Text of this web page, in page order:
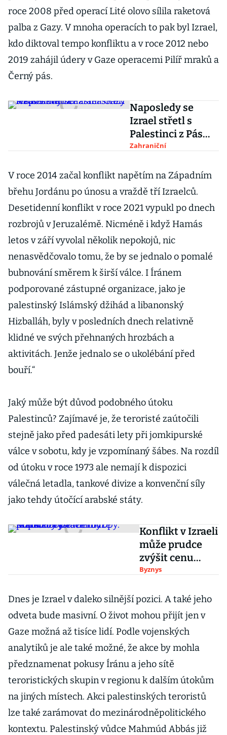
roce 2008 před operací Lité olovo sílila raketová
palba z Gazy. V mnoha operacích to pak byl Izrael,
kdo diktoval tempo konfliktu a v roce 2012 nebo
2019 zahájil údery v Gaze operacemi Pilíř mraků a
Černý pás.
Naposledy se
Izrael střetl s
Palestinci z Pásma
Gazy letos v
Zahraniční
V roce 2014 začal konflikt napětím na Západním
břehu Jordánu po únosu a vraždě tří Izraelců.
Desetidenní konflikt v roce 2021 vypukl po dnech
rozbrojů v Jeruzalémě. Nicméně i když Hamás
letos v září vyvolal několik nepokojů, nic
nenasvědčovalo tomu, že by se jednalo o pomalé
bubnování směrem k širší válce. I Íránem
podporované zástupné organizace, jako je
palestinský Islámský džihád a libanonský
Hizballáh, byly v posledních dnech relativně
klidné ve svých přehnaných hrozbách a
aktivitách. Jenže jednalo se o ukolébání před
bouří.“
Jaký může být důvod podobného útoku
Palestinců? Zajímavé je, že teroristé zaútočili
stejně jako před padesáti lety při jomkipurské
válce v sobotu, kdy je vzpomínaný šábes. Na rozdíl
od útoku v roce 1973 ale nemají k dispozici
válečná letadla, tankové divize a konvenční síly
jako tehdy útočící arabské státy.
Konflikt v Izraeli
může prudce
zvýšit cenu
ropy. Dopad by
krátkodobý
Byznys
Dnes je Izrael v daleko silnější pozici. A také jeho
odveta bude masivní. O život mohou přijít jen v
Gaze možná až tisíce lidí. Podle vojenských
analytiků je ale také možné, že akce by mohla
předznamenat pokusy Íránu a jeho sítě
teroristických skupin v regionu k dalším útokům
na jiných místech. Akci palestinských teroristů
lze také zarámovat do mezinárodněpolitického
kontextu. Palestinský vůdce Mahmúd Abbás již